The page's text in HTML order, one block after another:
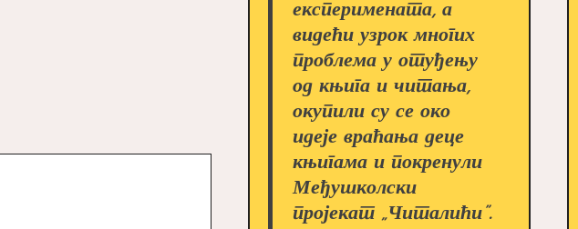
експеримената, а
видећи узрок многих
проблема у отуђењу
од књига и читања,
окупили су се око
идеје враћања деце
књигама и покренули
Међушколски
пројекат „Читалићи”.